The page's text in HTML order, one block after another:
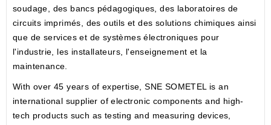
soudage, des bancs pédagogiques, des laboratoires de
circuits imprimés, des outils et des solutions chimiques ainsi
que de services et de systèmes électroniques pour
l'industrie, les installateurs, l'enseignement et la
maintenance.
With over 45 years of expertise, SNE SOMETEL is an
international supplier of electronic components and high-
tech products such as testing and measuring devices,